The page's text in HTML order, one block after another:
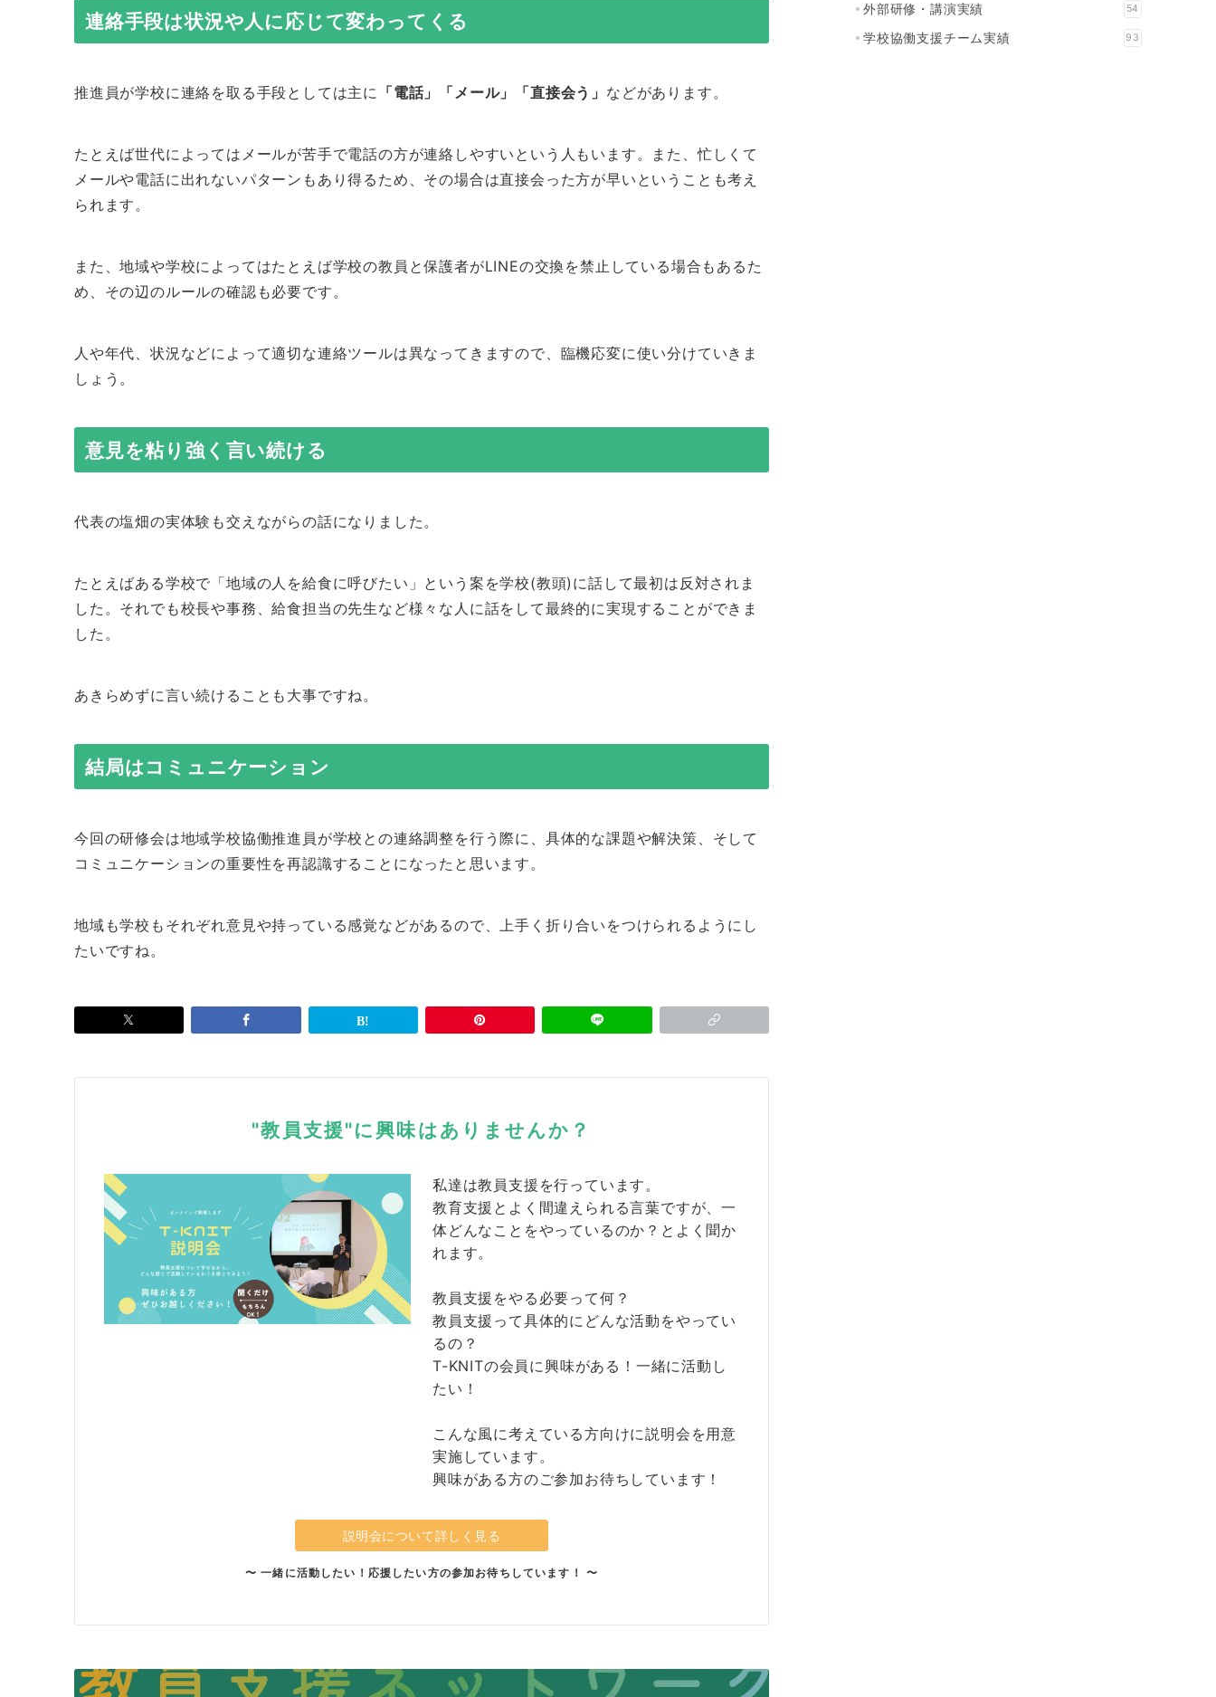
連絡手段は状況や人に応じて変わってくる
推進員が学校に連絡を取る手段としては主に 「電話」「メール」「直接会う」 などがあります。
たとえば世代によってはメールが苦手で電話の方が連絡しやすいという人もいます。また、忙しくて
メールや電話に出れないパターンもあり得るため、その場合は直接会った方が早いということも考え
られます。
また、地域や学校によってはたとえば学校の教員と保護者がLINEの交換を禁止している場合もあるた
め、その辺のルールの確認も必要です。
人や年代、状況などによって適切な連絡ツールは異なってきますので、臨機応変に使い分けていきま
しょう。
意見を粘り強く言い続ける
代表の塩畑の実体験も交えながらの話になりました。
たとえばある学校で「地域の人を給食に呼びたい」という案を学校(教頭)に話して最初は反対されま
した。それでも校長や事務、給食担当の先生など様々な人に話をして最終的に実現することができま
した。
あきらめずに言い続けることも大事ですね。
結局はコミュニケーション
今回の研修会は地域学校協働推進員が学校との連絡調整を行う際に、具体的な課題や解決策、そして
コミュニケーションの重要性を再認識することになったと思います。
地域も学校もそれぞれ意見や持っている感覚などがあるので、上手く折り合いをつけられるようにし
たいですね。
"教員支援"に興味はありませんか？
私達は教員支援を行っています。
教育支援とよく間違えられる言葉ですが、一
体どんなことをやっているのか？とよく聞か
れます。
教員支援をやる必要って何？
教員支援って具体的にどんな活動をやってい
るの？
T-KNITの会員に興味がある！一緒に活動し
たい！
こんな風に考えている方向けに説明会を用意
実施しています。
興味がある方のご参加お待ちしています！
説明会について詳しく見る
〜 一緒に活動したい！応援したい方の参加お待ちしています！ 〜
外部研修・講演実績 54
学校協働支援チーム実績 93